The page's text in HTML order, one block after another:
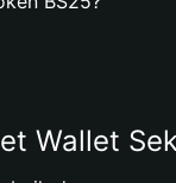
Wallet